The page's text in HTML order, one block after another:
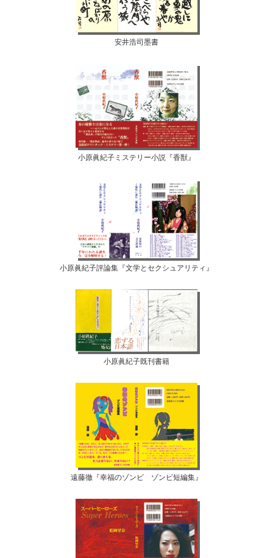
安井浩司墨書
小原眞紀子ミステリー小説『香獣』
小原眞紀子評論集『文学とセクシュアリティ』
小原眞紀子既刊書籍
遠藤徹『幸福のゾンビ ゾンビ短編集』